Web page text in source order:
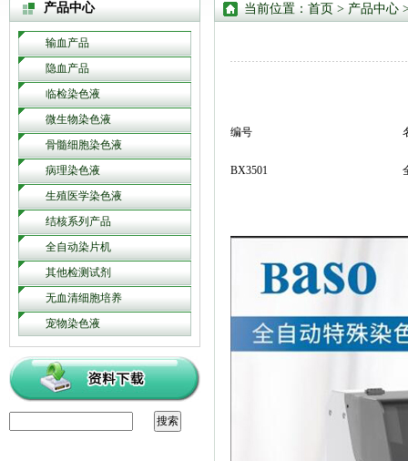
产品中心
输血产品
隐血产品
临检染色液
微生物染色液
骨髓细胞染色液
病理染色液
生殖医学染色液
结核系列产品
全自动染片机
其他检测试剂
无血清细胞培养
宠物染色液
当前位置： 首页 > 产品中心
编号
BX3501